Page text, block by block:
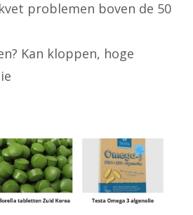
problemen boven de 50
Kan kloppen, hoge